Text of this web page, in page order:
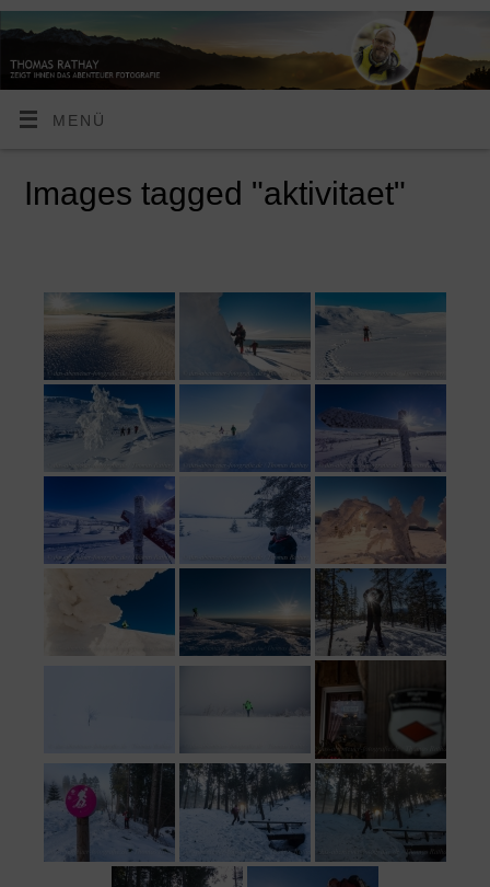
MENÜ
Images tagged "aktivitaet"